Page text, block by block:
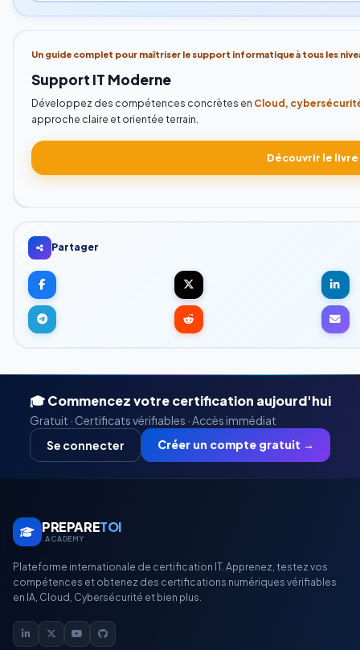
Un guide complet pour maîtriser le support informatique à tous les
Support IT Moderne
Développez des compétences concrètes en Cloud,
approche claire et orientée terrain.
Découvrir le
Partager
🎓 Commencez votre certification aujourd'hui
Gratuit · Certificats vérifiables · Accès immédiat
Se connecter
Créer un compte gratuit →
PREPARETOI
.ACADEMY
Plateforme internationale de certification IT. Apprenez, testez vos
compétences et obtenez des certifications numériques vérifiables
en IA, Cloud, Cybersécurité et bien plus.